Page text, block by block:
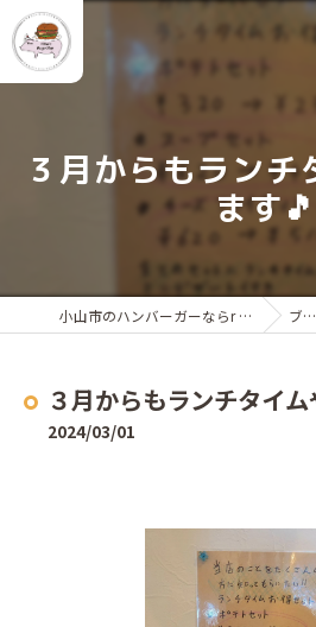
３月からもランチ
ます🎵
小山市のハンバーガーならr and a Burger Shop ブログ
３月からもランチタイム
2024/03/01